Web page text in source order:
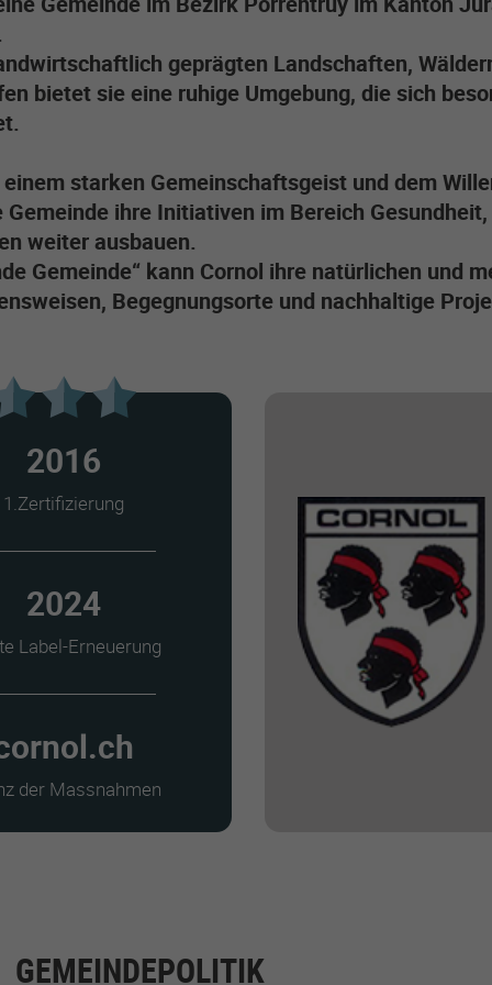
geprägten Landschaften,
bietet sie eine ruhige Umgebung, die sich
starken Gemeinschaftsgeist und dem
Gemeinde ihre Initiativen im Bereich
weiter ausbauen.
Gemeinde“ kann Cornol ihre natürlichen und
Begegnungsorte und nachhaltige
2016
1.Zertifizierung
2024
Label-Erneuerung
der Massnahmen
GEMEINDEPOLITIK